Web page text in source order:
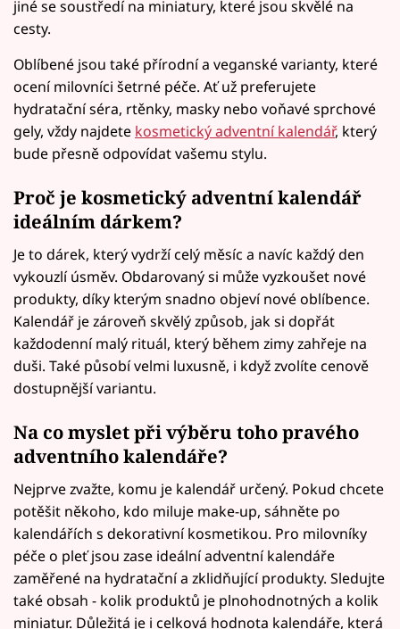
jiné se soustředí na miniatury, které jsou skvělé na
cesty.
Oblíbené jsou také přírodní a veganské varianty, které
ocení milovníci šetrné péče. Ať už preferujete
hydratační séra, rtěnky, masky nebo voňavé sprchové
gely, vždy najdete kosmetický adventní kalendář, který
bude přesně odpovídat vašemu stylu.
Proč je kosmetický adventní kalendář
ideálním dárkem?
Je to dárek, který vydrží celý měsíc a navíc každý den
vykouzlí úsměv. Obdarovaný si může vyzkoušet nové
produkty, díky kterým snadno objeví nové oblíbence.
Kalendář je zároveň skvělý způsob, jak si dopřát
každodenní malý rituál, který během zimy zahřeje na
duši. Také působí velmi luxusně, i když zvolíte cenově
dostupnější variantu.
Na co myslet při výběru toho pravého
adventního kalendáře?
Nejprve zvažte, komu je kalendář určený. Pokud chcete
potěšit někoho, kdo miluje make-up, sáhněte po
kalendářích s dekorativní kosmetikou. Pro milovníky
péče o pleť jsou zase ideální adventní kalendáře
zaměřené na hydratační a zklidňující produkty. Sledujte
také obsah - kolik produktů je plnohodnotných a kolik
miniatur. Důležitá je i celková hodnota kalendáře, která